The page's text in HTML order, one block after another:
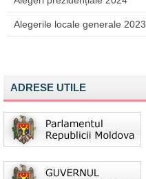
Alegerile locale generale 2023
ADRESE UTILE